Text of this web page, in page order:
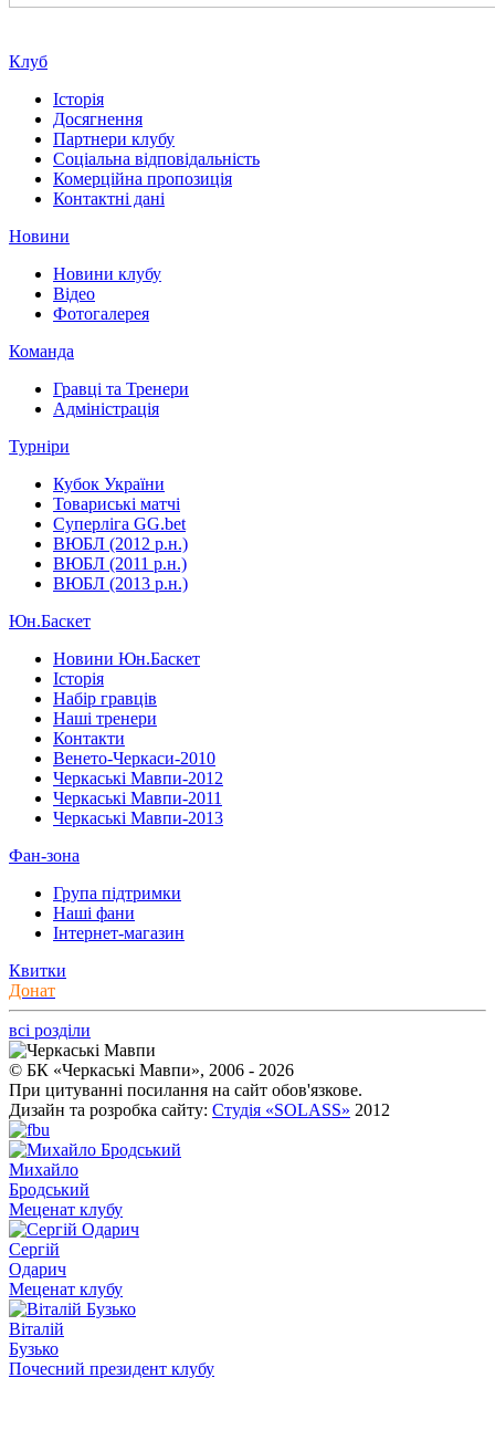
Клуб
Історія
Досягнення
Партнери клубу
Соціальна відповідальність
Комерційна пропозиція
Контактні дані
Новини
Новини клубу
Відео
Фотогалерея
Команда
Гравці та Тренери
Адміністрація
Турніри
Кубок України
Товариські матчі
Суперліга GG.bet
ВЮБЛ (2012 р.н.)
ВЮБЛ (2011 р.н.)
ВЮБЛ (2013 р.н.)
Юн.Баскет
Новини Юн.Баскет
Історія
Набір гравців
Наші тренери
Контакти
Венето-Черкаси-2010
Черкаські Мавпи-2012
Черкаські Мавпи-2011
Черкаські Мавпи-2013
Фан-зона
Група підтримки
Наші фани
Інтернет-магазин
Квитки
Донат
всі розділи
© БК «Черкаські Мавпи», 2006 - 2026
При цитуванні посилання на сайт обов'язкове.
Дизайн та розробка сайту: Студія «SOLASS» 2012
Михайло
Бродський
Меценат клубу
Сергій
Одарич
Меценат клубу
Віталій
Бузько
Почесний президент клубу